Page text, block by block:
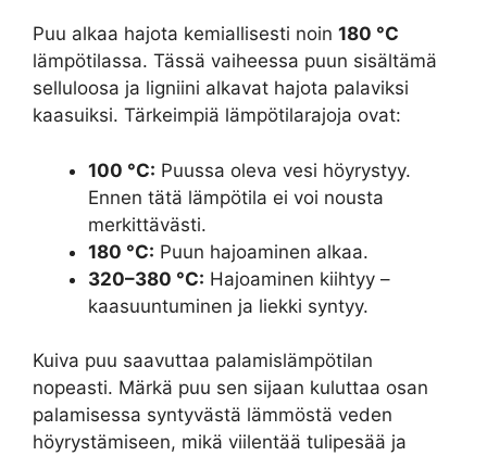
Puu alkaa hajota kemiallisesti noin 180 °C
lämpötilassa. Tässä vaiheessa puun sisältämä
selluloosa ja ligniini alkavat hajota palaviksi
kaasuiksi. Tärkeimpiä lämpötilarajoja ovat:
100 °C: Puussa oleva vesi höyrystyy.
Ennen tätä lämpötila ei voi nousta
merkittävästi.
180 °C: Puun hajoaminen alkaa.
320–380 °C: Hajoaminen kiihtyy –
kaasuuntuminen ja liekki syntyy.
Kuiva puu saavuttaa palamislämpötilan
nopeasti. Märkä puu sen sijaan kuluttaa osan
palamisessa syntyvästä lämmöstä veden
höyrystämiseen, mikä viilentää tulipesää ja